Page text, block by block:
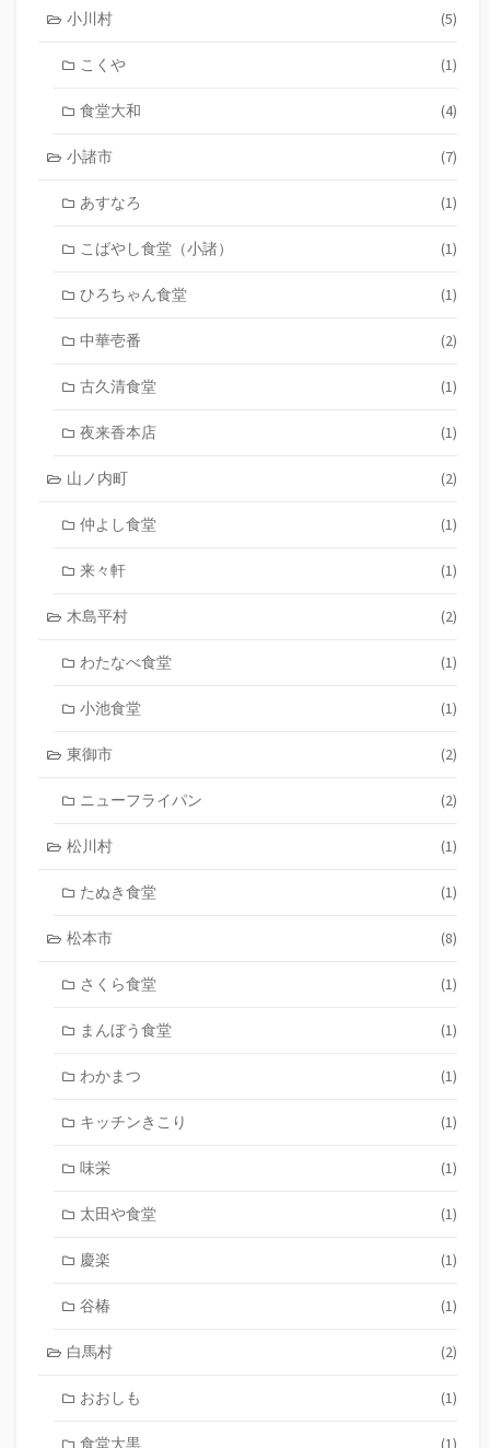
小川村 (5)
こくや (1)
食堂大和 (4)
小諸市 (7)
あすなろ (1)
こばやし食堂（小諸） (1)
ひろちゃん食堂 (1)
中華壱番 (2)
古久清食堂 (1)
夜来香本店 (1)
山ノ内町 (2)
仲よし食堂 (1)
来々軒 (1)
木島平村 (2)
わたなべ食堂 (1)
小池食堂 (1)
東御市 (2)
ニューフライパン (2)
松川村 (1)
たぬき食堂 (1)
松本市 (8)
さくら食堂 (1)
まんぼう食堂 (1)
わかまつ (1)
キッチンきこり (1)
味栄 (1)
太田や食堂 (1)
慶楽 (1)
谷椿 (1)
白馬村 (2)
おおしも (1)
食堂大黒 (1)